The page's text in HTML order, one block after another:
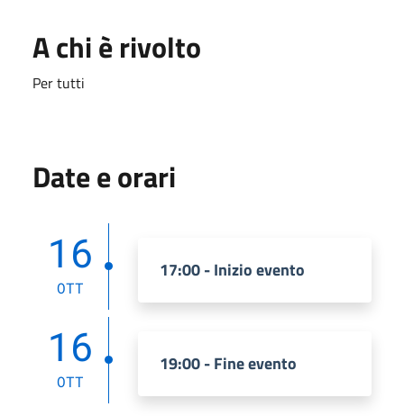
A chi è rivolto
Per tutti
Date e orari
16
OTT
17:00 - Inizio evento
16
OTT
19:00 - Fine evento